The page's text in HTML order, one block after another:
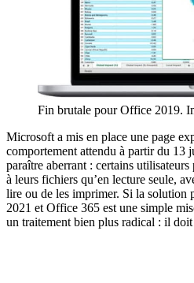
Fin brutale pour Office 2019.
Microsoft a mis en place une page
comportement attendu à partir du 13
paraître aberrant : certains
à leurs fichiers qu’en lecture seule,
lire ou de les imprimer. Si la solution
2021 et Office 365 est une simple
un traitement bien plus radical : il doit